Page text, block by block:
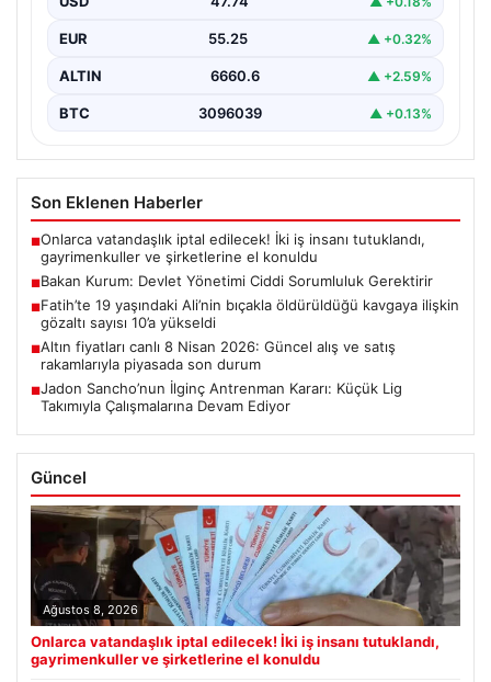
ve büyük…
EUR 55.25 ▲ +0.32%
ALTIN 6660.6 ▲ +2.59%
BTC 3096039 ▲ +0.13%
Son Eklenen Haberler
■Onlarca vatandaşlık iptal edilecek! İki iş insanı tutuklandı,
gayrimenkuller ve şirketlerine el konuldu
■Bakan Kurum: Devlet Yönetimi Ciddi Sorumluluk Gerektirir
■Fatih’te 19 yaşındaki Ali’nin bıçakla öldürüldüğü kavgaya ilişkin
gözaltı sayısı 10’a yükseldi
■Altın fiyatları canlı 8 Nisan 2026: Güncel alış ve satış
rakamlarıyla piyasada son durum
■Jadon Sancho’nun İlginç Antrenman Kararı: Küçük Lig
Takımıyla Çalışmalarına Devam Ediyor
Güncel
Ağustos 8, 2026
Onlarca vatandaşlık iptal edilecek! İki iş insanı tutuklandı,
gayrimenkuller ve şirketlerine el konuldu